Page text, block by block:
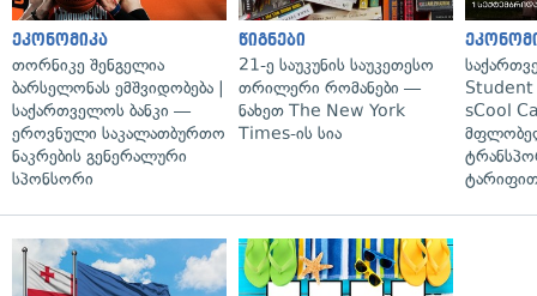
ეკონომიკა
თორნიკე შენგელია
ბარსელონას ემშვიდობება |
საქართველოს ბანკი —
ეროვნული საკალათბურთო
ნაკრების გენერალური
სპონსორი
წიგნები
21-ე საუკუნის საუკეთესო
თრილერი რომანები —
ნახეთ The New York
Times-ის სია
Student
sCool